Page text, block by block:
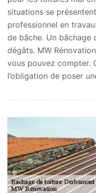
situations se
professionnel en
de bâche. Un
dégâts. MW
vous pouvez compter.
l’obligation de poser